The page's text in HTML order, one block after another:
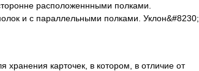
расположеннными полками.
и с параллельными полками. Уклон&#8230;
карточек, в котором, в отличие от